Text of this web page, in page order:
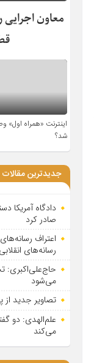
معاون
اینترنت «همراه اول»
شد؟
جدیدترین مقالات
صادر کرد
اعتراف
رسانه‌های
حاج‌علی‌اکبری:
می‌شود
تصاویر جدید از
علم‌الهدی: دو
می‌کند